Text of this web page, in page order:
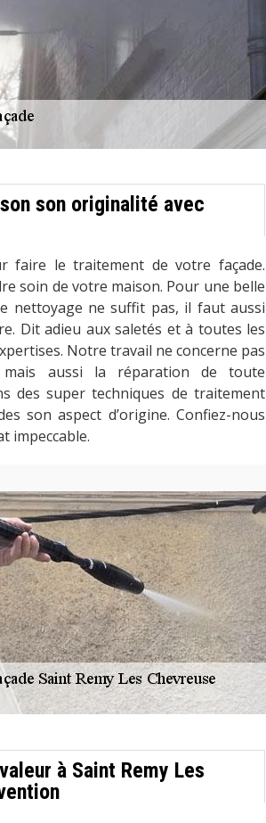
son originalité avec
faire le traitement de votre façade.
soin de votre maison. Pour une belle
nettoyage ne suffit pas, il faut aussi
Dit adieu aux saletés et à toutes les
Notre travail ne concerne pas
mais aussi la réparation de toute
des super techniques de traitement
son aspect d’origine. Confiez-nous
impeccable.
à Saint Remy Les